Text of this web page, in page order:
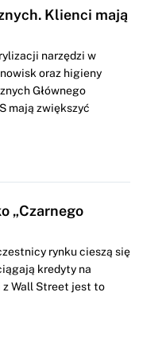
Klienci mają
narzędzi w
oraz higieny
Głównego
mają zwiększyć
„Czarnego
rynku cieszą się
kredyty na
z Wall Street jest to